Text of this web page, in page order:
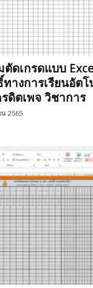
ดเกรดแบบ
างการเรียนอัต
ดิตเพจ วิชาการ
2565